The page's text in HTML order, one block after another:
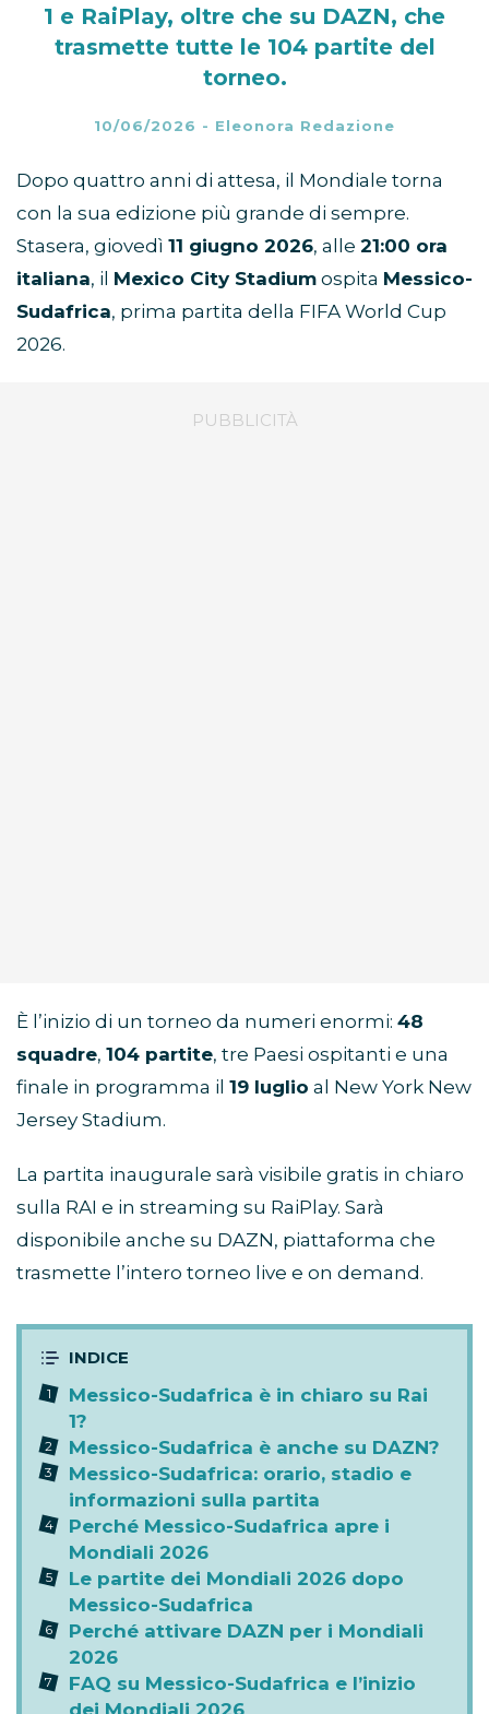
1 e RaiPlay, oltre che su DAZN, che
trasmette tutte le 104 partite del
torneo.
10/06/2026 - Eleonora Redazione
Dopo quattro anni di attesa, il Mondiale torna
con la sua edizione più grande di sempre.
Stasera, giovedì 11 giugno 2026, alle 21:00 ora
italiana, il Mexico City Stadium ospita Messico-
Sudafrica, prima partita della FIFA World Cup
2026.
È l’inizio di un torneo da numeri enormi: 48
squadre, 104 partite, tre Paesi ospitanti e una
finale in programma il 19 luglio al New York New
Jersey Stadium.
La partita inaugurale sarà visibile gratis in chiaro
sulla RAI e in streaming su RaiPlay. Sarà
disponibile anche su DAZN, piattaforma che
trasmette l’intero torneo live e on demand.
Messico-Sudafrica è in chiaro su Rai
1?
Messico-Sudafrica è anche su DAZN?
Messico-Sudafrica: orario, stadio e
informazioni sulla partita
Perché Messico-Sudafrica apre i
Mondiali 2026
Le partite dei Mondiali 2026 dopo
Messico-Sudafrica
Perché attivare DAZN per i Mondiali
2026
FAQ su Messico-Sudafrica e l’inizio
dei Mondiali 2026